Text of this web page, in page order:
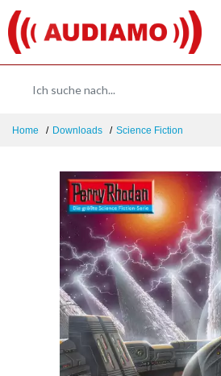
Home Downloads Science Fiction